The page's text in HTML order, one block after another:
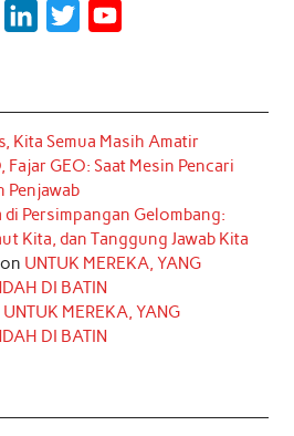
r
k
e
d
I
n
t
t
r
T
u
e
Kita Semua Masih Amatir
Fajar GEO: Saat Mesin Pencari
Penjawab
di Persimpangan Gelombang:
Kita, dan Tanggung Jawab Kita
on UNTUK MEREKA, YANG
DI BATIN
UNTUK MEREKA, YANG
DI BATIN